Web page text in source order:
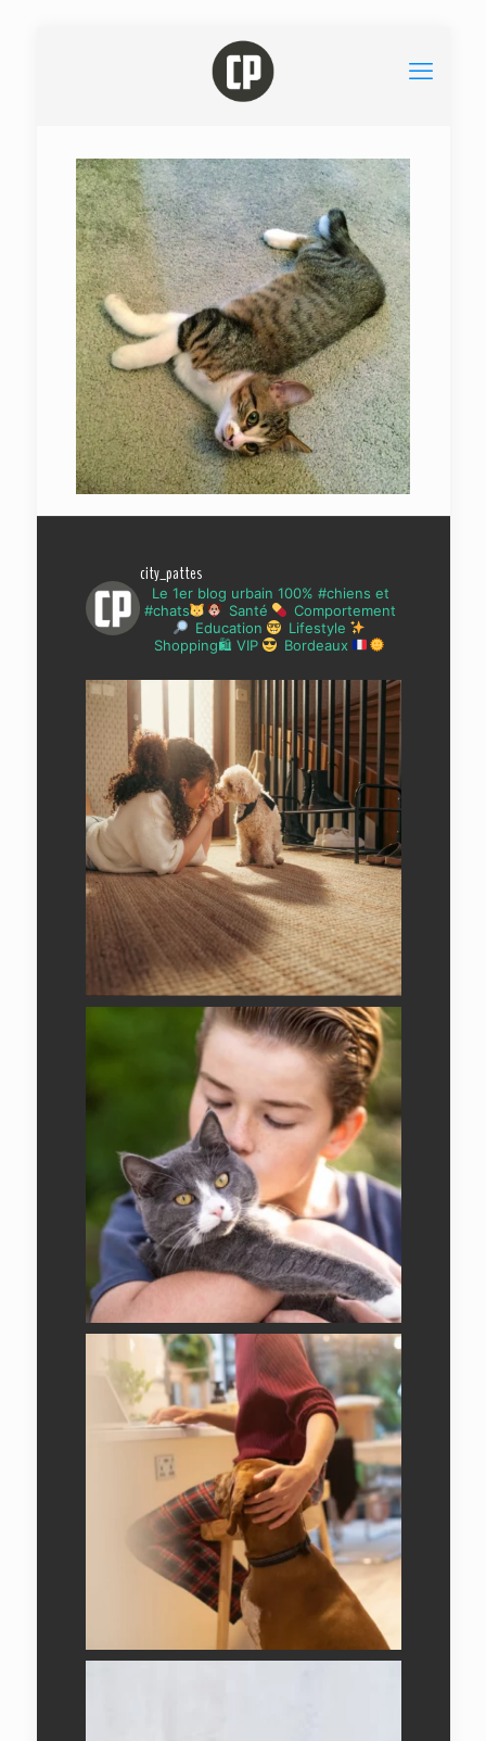
city_pattes
Le 1er blog urbain 100% #chiens et
#chats
Santé
Comportement
Education
Lifestyle
Shopping🛍 VIP
Bordeaux